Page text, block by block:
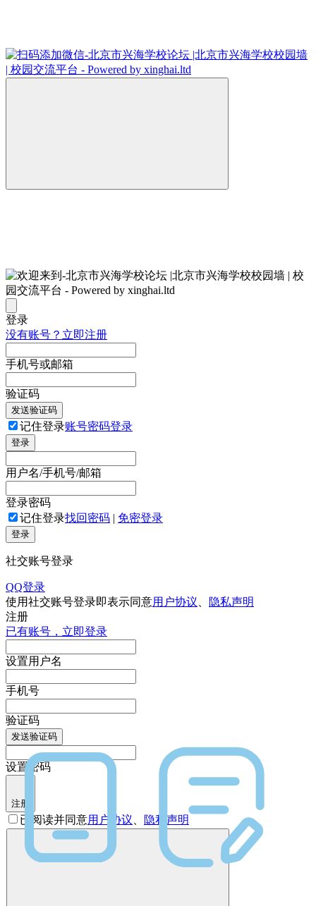
登录
没有账号？立即注册
手机号或邮箱
验证码
发送验证码
记住登录账号密码登录
登录
用户名/手机号/邮箱
登录密码
记住登录找回密码 | 免密登录
登录
社交账号登录
QQ登录
使用社交账号登录即表示同意用户协议
隐私声明
注册
已有账号，立即登录
设置用户名
手机号
验证码
发送验证码
设置密码
注册
已阅读并同意用户协议 隐私声明